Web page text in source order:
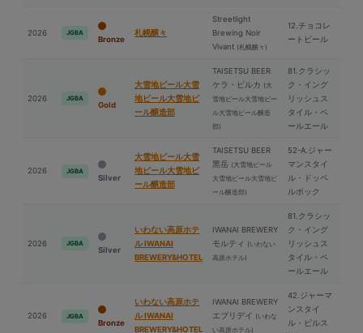
2026 JGBA
Bronze
札幌醸々
Streetlight
Brewing Noir
Vivant (札幌醸々)
12.チョコレ
ートビール
2026 JGBA
Gold
⼤雪地ビール⼤雪
地ビール⼤雪地ビ
ール醸造部
TAISETSU BEER
ケラ・ピルカ (⼤
雪地ビール⼤雪地ビー
ル⼤雪地ビール醸造
部)
81.クラシッ
ク・イング
リッシュス
タイル・ペ
ールエール
2026 JGBA
Silver
⼤雪地ビール⼤雪
地ビール⼤雪地ビ
ール醸造部
TAISETSU BEER
⿊岳 (⼤雪地ビール
⼤雪地ビール⼤雪地ビ
ール醸造部)
52-A.ジャー
マンスタイ
ル・ドッペ
ルボック
2026 JGBA
Silver
いわない高原ホテ
ル IWANAI
BREWERY&HOTEL
IWANAI BREWERY
モルティ (いわない
高原ホテル)
81.クラシッ
ク・イング
リッシュス
タイル・ペ
ールエール
2026 JGBA
Bronze
いわない高原ホテ
ル IWANAI
BREWERY&HOTEL
IWANAI BREWERY
エブリデイ (いわな
い高原ホテル)
42.ジャーマ
ンスタイ
ル・ピルス